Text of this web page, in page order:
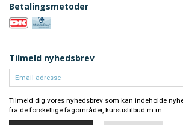
Betalingsmetoder
Tilmeld nyhedsbrev
adresse
Tilmeld dig vores nyhedsbrev som kan indeholde
fra de forskellige fagområder, kursustilbud m.m.